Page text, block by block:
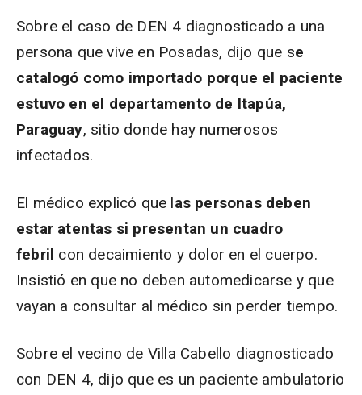
Sobre el caso de DEN 4 diagnosticado a una
persona que vive en Posadas, dijo que se
catalogó como importado porque el paciente
estuvo en el departamento de Itapúa,
Paraguay, sitio donde hay numerosos
infectados.
El médico explicó que las personas deben
estar atentas si presentan un cuadro
febril con decaimiento y dolor en el cuerpo.
Insistió en que no deben automedicarse y que
vayan a consultar al médico sin perder tiempo.
Sobre el vecino de Villa Cabello diagnosticado
con DEN 4, dijo que es un paciente ambulatorio